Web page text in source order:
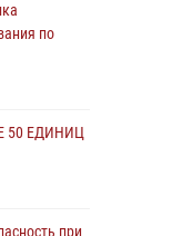
по
50 ЕДИНИЦ
при